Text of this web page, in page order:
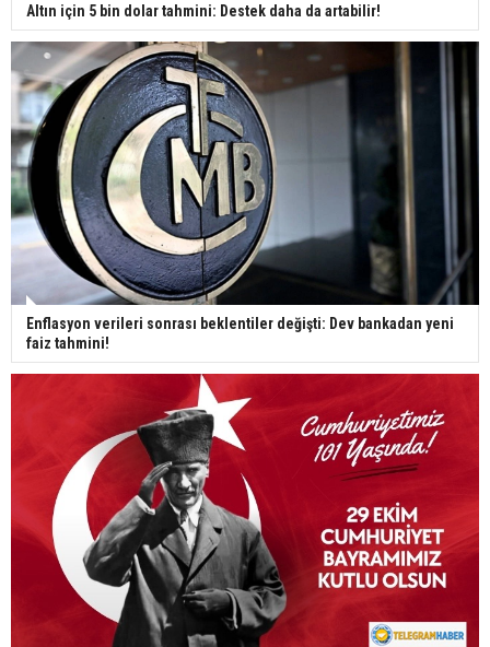
Altın için 5 bin dolar tahmini: Destek daha da artabilir!
Enflasyon verileri sonrası beklentiler değişti: Dev bankadan yeni
faiz tahmini!